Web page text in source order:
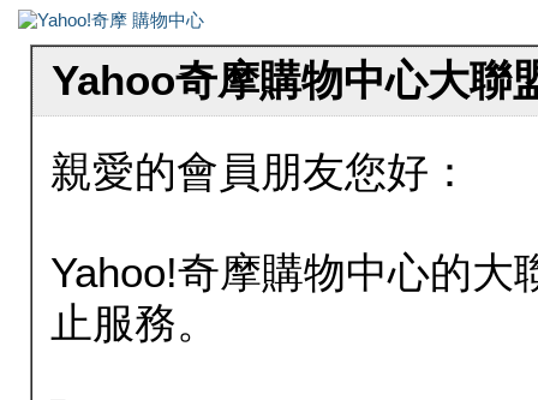
Yahoo奇摩購物中心大聯
親愛的會員朋友您好：
Yahoo!奇摩購物中心的大
止服務。